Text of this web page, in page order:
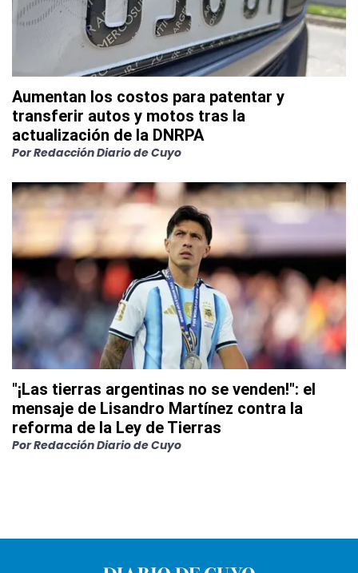
Aumentan los costos para patentar y
transferir autos y motos tras la
actualización de la DNRPA
PorRedacción Diario de Cuyo
"¡Las tierras argentinas no se venden!": el
mensaje de Lisandro Martínez contra la
reforma de la Ley de Tierras
PorRedacción Diario de Cuyo